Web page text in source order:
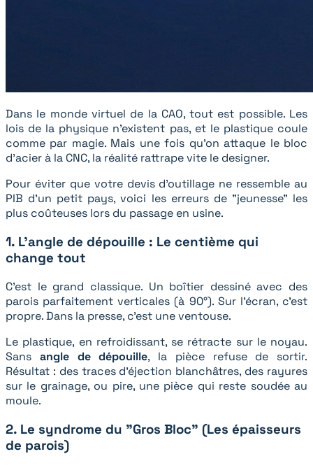
Dans le monde virtuel de la CAO, tout est possible. Les
lois de la physique n'existent pas, et le plastique coule
comme par magie. Mais une fois qu'on attaque le bloc
d'acier à la CNC, la réalité rattrape vite le designer.
Pour éviter que votre devis d'outillage ne ressemble au
PIB d'un petit pays, voici les erreurs de "jeunesse" les
plus coûteuses lors du passage en usine.
1. L’angle de dépouille : Le centième qui
change tout
C'est le grand classique. Un boîtier dessiné avec des
parois parfaitement verticales (à 90°). Sur l'écran, c'est
propre. Dans la presse, c'est une ventouse.
Le plastique, en refroidissant, se rétracte sur le noyau.
Sans angle de dépouille, la pièce refuse de sortir.
Résultat : des traces d'éjection blanchâtres, des rayures
sur le grainage, ou pire, une pièce qui reste soudée au
moule.
2. Le syndrome du "Gros Bloc" (Les épaisseurs
de parois)